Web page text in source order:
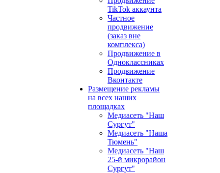
TikTok аккаунта
Частное
продвижение
(заказ вне
комплекса)
Продвижение в
Одноклассниках
Продвижение
Вконтакте
Размещение рекламы
на всех наших
площадках
Медиасеть "Наш
Сургут"
Медиасеть "Наша
Тюмень"
Медиасеть "Наш
25-й микрорайон
Сургут"